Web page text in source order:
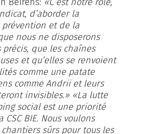
d’aborder la
et de la
nous ne disposerons
que les chaînes
et qu’elles se renvoient
comme une patate
comme Andrii et leurs
invisibles.» «La lutte
social est une priorité
BIE. Nous voulons
sûrs pour tous les